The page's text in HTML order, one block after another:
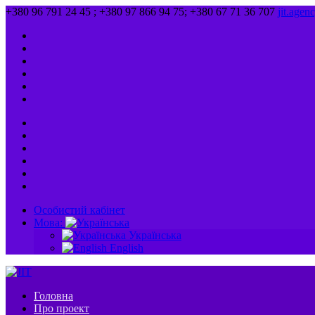
+380 96 791 24 45 ; +380 97 866 94 75; +380 67 71 36 707
Особистий кабінет
Мова:
Українська
English
Головна
Про проект